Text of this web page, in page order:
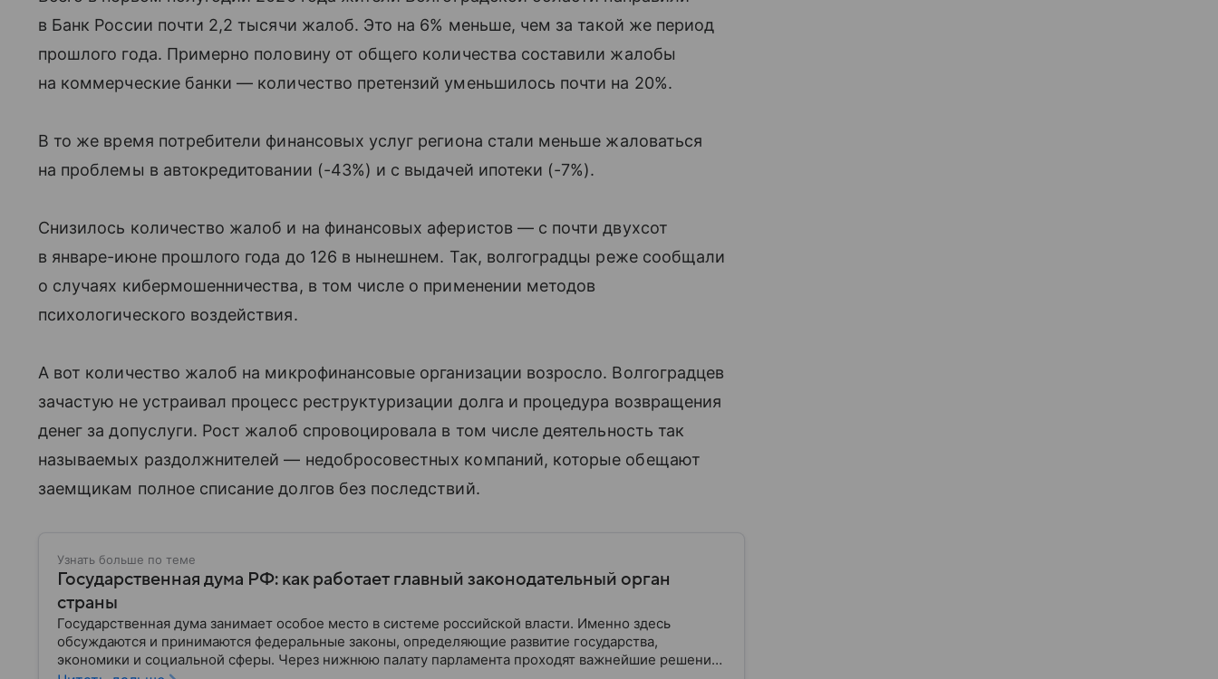
в Банк России почти 2,2 тысячи жалоб. Это на 6% меньше, чем за такой же период
прошлого года. Примерно половину от общего количества составили жалобы
на коммерческие банки — количество претензий уменьшилось почти на 20%.
В то же время потребители финансовых услуг региона стали меньше жаловаться
на проблемы в автокредитовании (-43%) и с выдачей ипотеки (-7%).
Снизилось количество жалоб и на финансовых аферистов — с почти двухсот
в январе-июне прошлого года до 126 в нынешнем. Так, волгоградцы реже сообщали
о случаях кибермошенничества, в том числе о применении методов
психологического воздействия.
А вот количество жалоб на микрофинансовые организации возросло. Волгоградцев
зачастую не устраивал процесс реструктуризации долга и процедура возвращения
денег за допуслуги. Рост жалоб спровоцировала в том числе деятельность так
называемых раздолжнителей — недобросовестных компаний, которые обещают
заемщикам полное списание долгов без последствий.
Узнать больше по теме
Государственная дума РФ: как работает главный законодательный орган
страны
Государственная дума занимает особое место в системе российской власти. Именно здесь
обсуждаются и принимаются федеральные законы, определяющие развитие государства,
экономики и социальной сферы. Через нижнюю палату парламента проходят важнейшие решения,